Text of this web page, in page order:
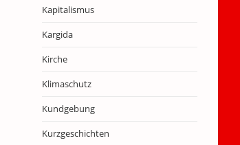
Kapitalismus
Kargida
Kirche
Klimaschutz
Kundgebung
Kurzgeschichten